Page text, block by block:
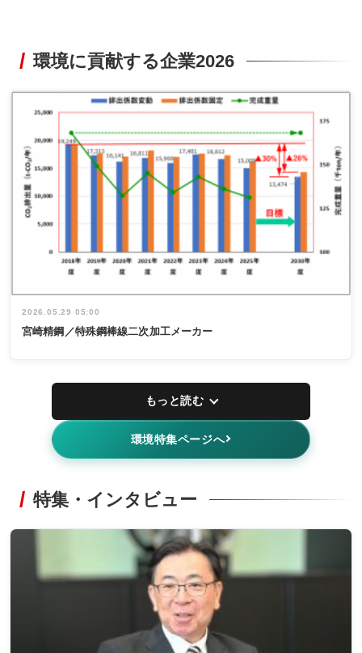
環境に貢献する企業2026
2026.05.29 05:00
宮崎精鋼／特殊鋼棒線二次加工メーカー
もっと読む
環境特集ページへ
特集・インタビュー